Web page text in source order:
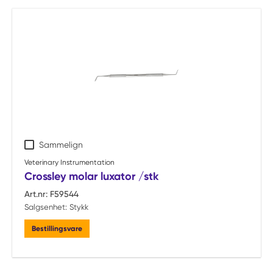
Sammelign
Veterinary Instrumentation
Crossley molar luxator /stk
Art.nr: F59544
Salgsenhet: Stykk
Bestillingsvare